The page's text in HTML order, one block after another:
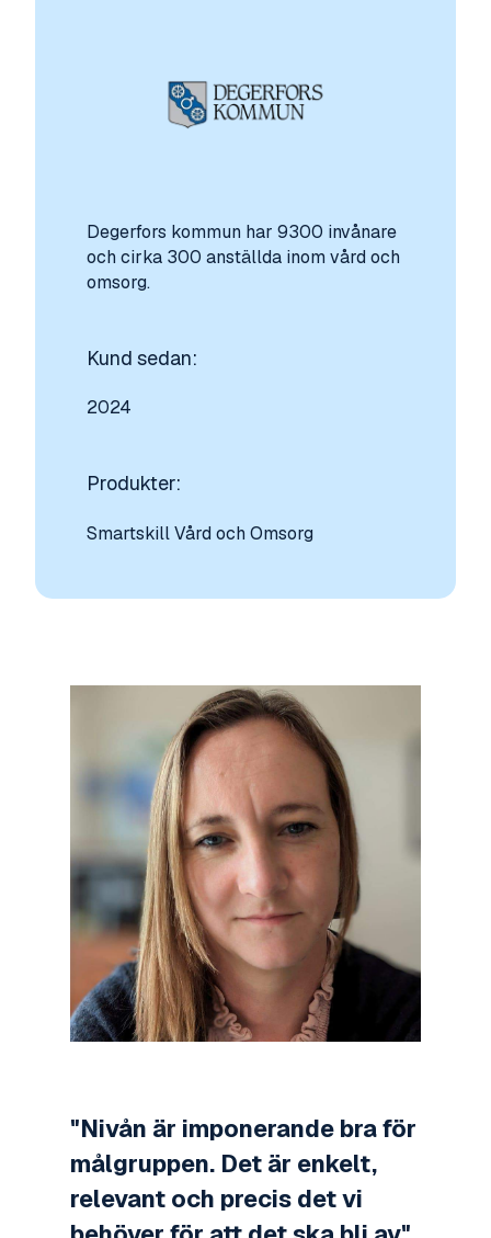
Degerfors kommun har 9300 invånare
och cirka 300 anställda inom vård och
omsorg.
Kund sedan:
2024
Produkter:
Smartskill Vård och Omsorg
"Nivån är imponerande bra för
målgruppen. Det är enkelt,
relevant och precis det vi